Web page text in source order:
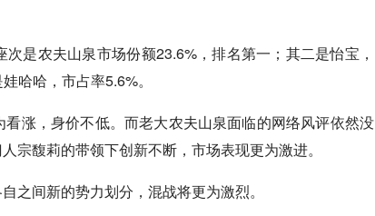
是农夫山泉市场份额23.6%，排名第一；其二是怡宝，
哈哈，市占率5.6%。
涨，身价不低。而老大农夫山泉面临的网络风评依然没
宗馥莉的带领下创新不断，市场表现更为激进。
之间新的势力划分，混战将更为激烈。